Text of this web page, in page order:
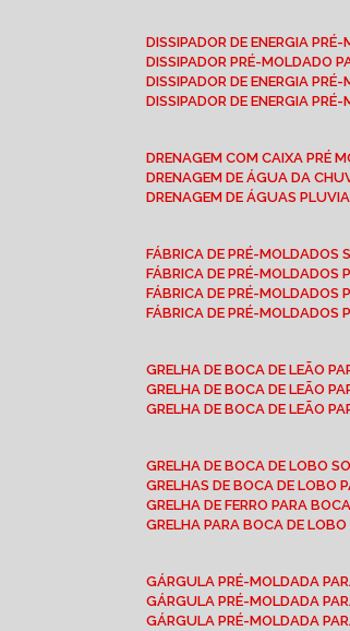
DISSIPADOR DE ENERGIA
DISSIPADOR PRÉ-MOLDADO
DISSIPADOR DE ENERGIA
DISSIPADOR DE ENERGIA
DRENAGEM COM CAIXA PRÉ
DRENAGEM DE ÁGUA DA
DRENAGEM DE ÁGUAS
FÁBRICA DE PRÉ-MOLDADOS
FÁBRICA DE PRÉ-MOLDADOS
FÁBRICA DE PRÉ-MOLDADOS
FÁBRICA DE PRÉ-
GRELHA DE BOCA DE LEÃO
GRELHA DE BOCA DE LEÃO
GRELHA DE BOCA DE LEÃO
GRELHA DE BOCA DE LOBO
GRELHAS DE BOCA DE
GRELHA DE FERRO PARA
GRELHA PARA BOCA DE LOBO
GÁRGULA PRÉ-MOLDADA
GÁRGULA PRÉ-MOLDADA
GÁRGULA PRÉ-MOLDADA